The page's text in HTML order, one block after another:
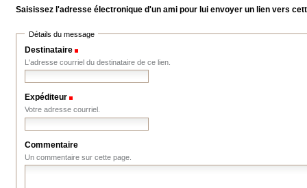
Saisissez l'adresse électronique d'un ami pour lui envoyer un lien vers
Détails du message
Destinataire
L'adresse courriel du destinataire de ce lien.
Expéditeur
Votre adresse courriel.
Commentaire
Un commentaire sur cette page.